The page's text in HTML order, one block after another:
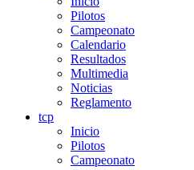
Pilotos
Campeonato
Calendario
Resultados
Multimedia
Noticias
Reglamento
tcp
Inicio
Pilotos
Campeonato